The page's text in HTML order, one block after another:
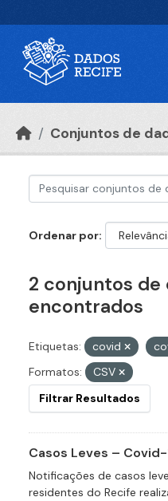
Conjuntos de
Ordenar por
2 conjuntos de
encontrados
Etiquetas: covid
Formatos:
CSV
Filtrar Resultados
Casos Leves – Covid-
Notificações de casos
residentes do Recife